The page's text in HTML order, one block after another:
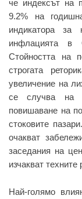
че индексът на
9.2% на
индикатора за
инфлацията в
Стойността на
строгата
увеличение на
се случва на
повишаване на
стоковите
очакват
заседания на
изчакват
Най-голямо